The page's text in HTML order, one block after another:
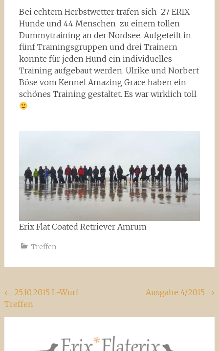
Bei echtem Herbstwetter trafen sich 27 ERIX-
Hunde und 44 Menschen zu einem tollen
Dummytraining an der Nordsee. Aufgeteilt in
fünf Trainingsgruppen und drei Trainern
konnte für jeden Hund ein individuelles
Training aufgebaut werden. Ulrike und Norbert
Böse vom Kennel Amazing Grace haben ein
schönes Training gestaltet. Es war wirklich toll
Erix Flat Coated Retriever Amrum
Treffen
Beitragsnavigation
← 25.10.2015 L-Wurf
Treffen
Ausgabe 4/2015 →